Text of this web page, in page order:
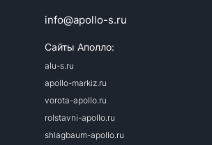
info@apollo-s.ru
Сайты Аполло:
alu-s.ru
apollo-markiz.ru
vorota-apollo.ru
rolstavni-apollo.ru
shlagbaum-apollo.ru